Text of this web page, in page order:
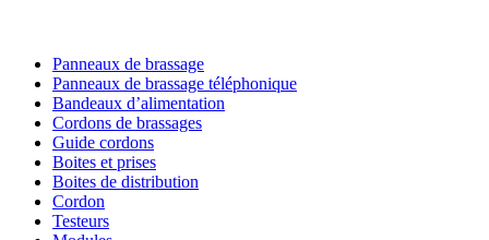
Panneaux de brassage
Panneaux de brassage téléphonique
Bandeaux d’alimentation
Cordons de brassages
Guide cordons
Boites et prises
Boites de distribution
Cordon
Testeurs